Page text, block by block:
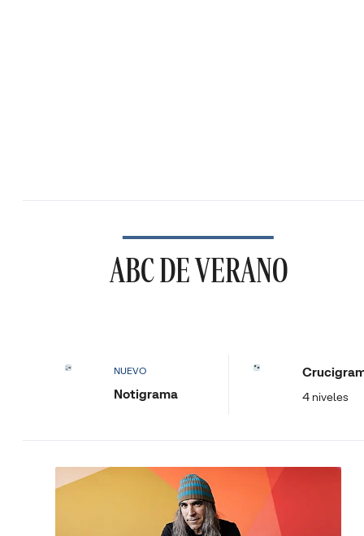
ABC DE VERANO
NUEVO
Notigrama 4 niveles